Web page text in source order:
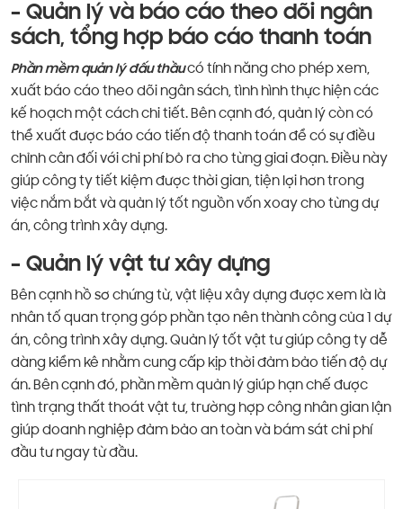
– Quản lý và báo cáo theo dõi ngân
sách, tổng hợp báo cáo thanh toán
Phần mềm quản lý đấu thầucó tính năng cho phép xem,
xuất báo cáo theo dõi ngân sách, tình hình thực hiện các
kế hoạch một cách chi tiết. Bên cạnh đó, quản lý còn có
thể xuất được báo cáo tiến độ thanh toán để có sự điều
chỉnh cân đối với chi phí bỏ ra cho từng giai đoạn. Điều này
giúp công ty tiết kiệm được thời gian, tiện lợi hơn trong
việc nắm bắt và quản lý tốt nguồn vốn xoay cho từng dự
án, công trình xây dựng.
– Quản lý vật tư xây dựng
Bên cạnh hồ sơ chứng từ, vật liệu xây dựng được xem là là
nhân tố quan trọng góp phần tạo nên thành công của 1 dự
án, công trình xây dựng. Quản lý tốt vật tư giúp công ty dễ
dàng kiểm kê nhằm cung cấp kịp thời đảm bảo tiến độ dự
án. Bên cạnh đó, phần mềm quản lý giúp hạn chế được
tình trạng thất thoát vật tư, trường hợp công nhân gian lận
giúp doanh nghiệp đảm bảo an toàn và bám sát chi phí
đầu tư ngay từ đầu.